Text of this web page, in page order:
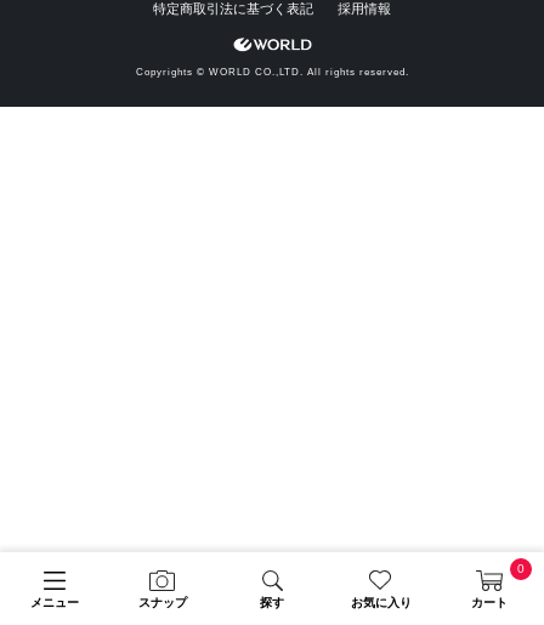
メニュー スナップ 探す お気に入り カート
0
特定商取引法に基づく表記 採用情報
Copyrights © WORLD CO.,LTD. All rights reserved.